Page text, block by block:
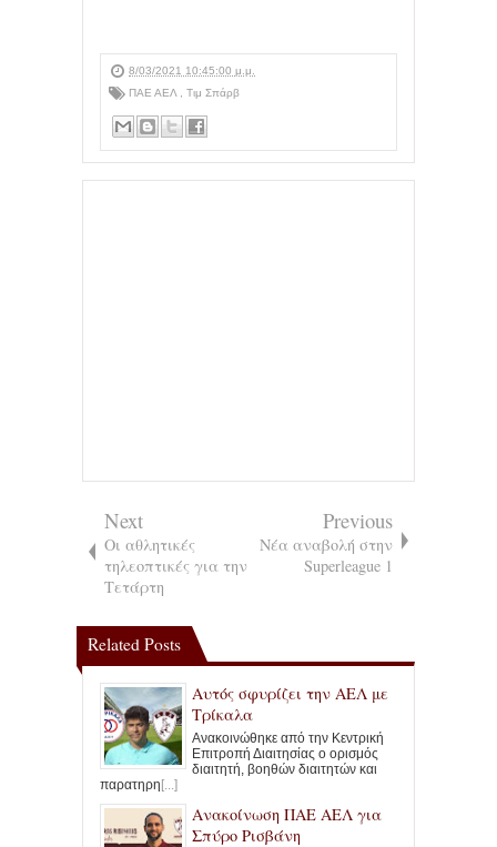
8/03/2021 10:45:00 μ.μ.
ΠΑΕ ΑΕΛ
Τιμ Σπάρβ
Next
Οι αθλητικές
τηλεοπτικές για την
Τετάρτη
Previous
Νέα αναβολή στην
Superleague 1
Related Posts
Αυτός σφυρίζει την ΑΕΛ με
Τρίκαλα
Ανακοινώθηκε από την Κεντρική
Επιτροπή Διαιτησίας ο ορισμός
διαιτητή, βοηθών διαιτητών και
παρατηρη[...]
Ανακοίνωση ΠΑΕ ΑΕΛ για
Σπύρο Ρισβάνη